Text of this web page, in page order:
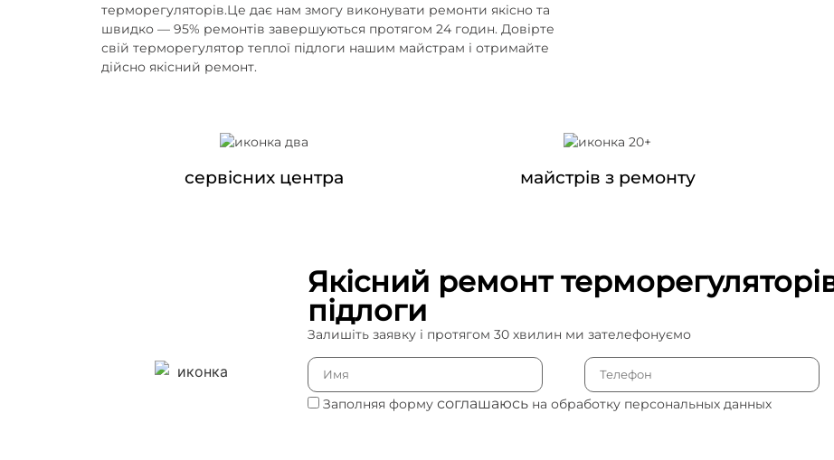
терморегуляторів.Це дає нам змогу виконувати ремонти якісно та
швидко — 95% ремонтів завершуються протягом 24 годин. Довірте
свій терморегулятор теплої підлоги нашим майстрам і отримайте
дійсно якісний ремонт.
сервісних центра майстрів з ремонту
Якісний ремонт
підлоги
Залишіть заявку і протягом 30 хвилин ми зателефонуємо
Заполняя форму соглашаюсь на обработку персональных данных